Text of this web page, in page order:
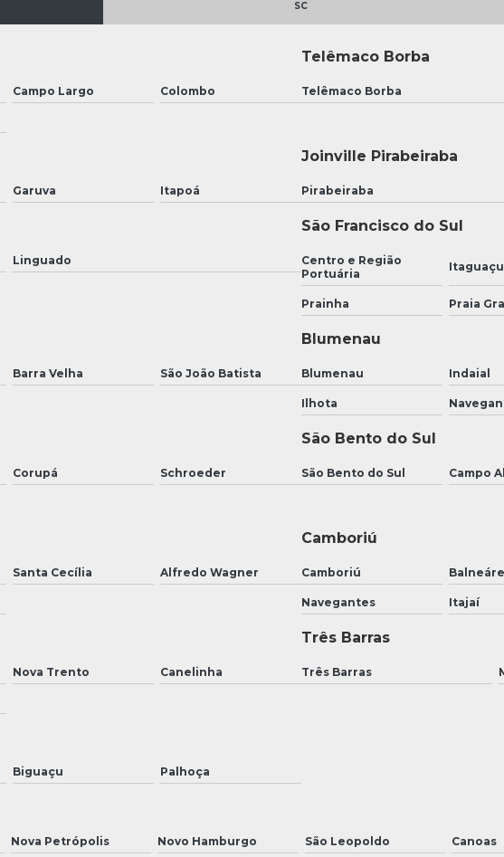
SC
Campo Largo Colombo
Telêmaco Borba
Telêmaco Borba
Garuva Itapoá
Joinville Pirabeiraba
Pirabeiraba
Linguado
São Francisco do Sul
Centro e Região
Portuária
Itaguaçu
Prainha Praia
Barra Velha São João Batista
Blumenau
Blumenau Indaial
Ilhota
Corupá Schroeder
São Bento do Sul
São Bento do Sul Campo
Santa Cecília Alfredo Wagner
Camboriú
Camboriú
Navegantes Itajaí
Nova Trento Canelinha
Três Barras
Três Barras
Biguaçu Palhoça
Nova Petrópolis Novo Hamburgo São Leopoldo Canoas